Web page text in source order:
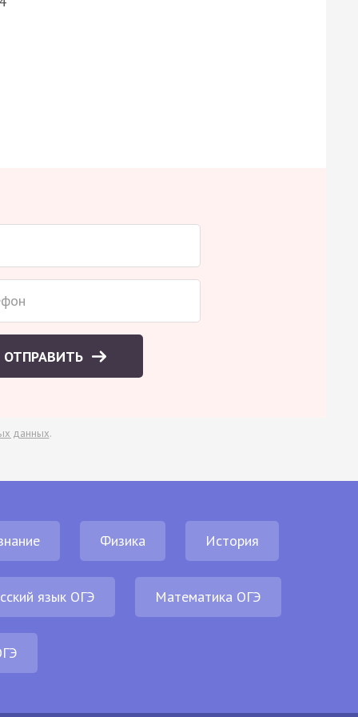
ОТПРАВИТЬ
данных.
Физика История
язык ОГЭ Математика ОГЭ